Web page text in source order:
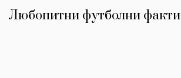
Любопитни футболни факти